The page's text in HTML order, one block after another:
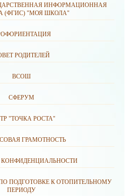
ИНФОРМАЦИОННАЯ
(ФГИС) "МОЯ ШКОЛА"
РОДИТЕЛЕЙ
ВСОШ
СФЕРУМ
"ТОЧКА РОСТА"
ГРАМОТНОСТЬ
ПОДГОТОВКЕ К ОТОПИТЕЛЬНОМУ
ПЕРИОДУ